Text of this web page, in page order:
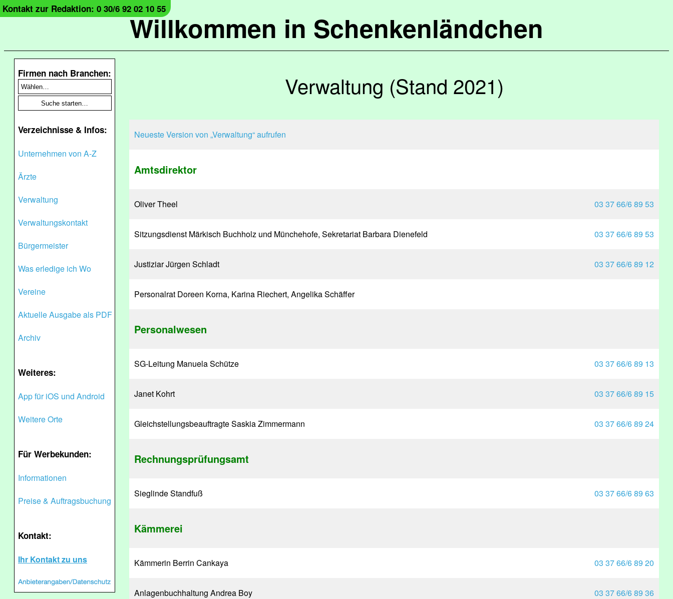
Willkommen in Schenkenländchen
Kontakt zur Redaktion: 0 30/6 92 02 10 55
Firmen nach Branchen:
Verzeichnisse & Infos:
Unternehmen von A-Z
Ärzte
Verwaltung
Verwaltungskontakt
Bürgermeister
Was erledige ich Wo
Vereine
Aktuelle Ausgabe als PDF
Archiv
Weiteres:
App für iOS und Android
Weitere Orte
Für Werbekunden:
Informationen
Preise & Auftragsbuchung
Kontakt:
Ihr Kontakt zu uns
Verwaltung (Stand 2021)
Neueste Version von „Verwaltung“ aufrufen
Amtsdirektor
Oliver Theel 03 37 66/6 89 53
Sitzungsdienst Märkisch Buchholz und Münchehofe, Sekretariat Barbara Dienefeld 03 37 66/6 89 53
Justiziar Jürgen Schladt 03 37 66/6 89 12
Personalrat Doreen Korna, Karina Riechert, Angelika Schäffer
Personalwesen
SG-Leitung Manuela Schütze 03 37 66/6 89 13
Janet Kohrt 03 37 66/6 89 15
Gleichstellungsbeauftragte Saskia Zimmermann 03 37 66/6 89 24
Rechnungsprüfungsamt
Sieglinde Standfuß 03 37 66/6 89 63
Kämmerei
Kämmerin Berrin Cankaya 03 37 66/6 89 20
Anlagenbuchhaltung Andrea Boy 03 37 66/6 89 36